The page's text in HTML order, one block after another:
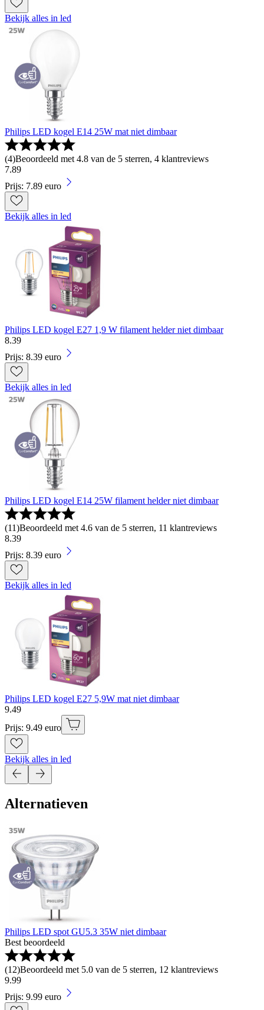
Bekijk alles in led
Philips LED kogel E14 25W mat niet dimbaar
(4)Beoordeeld met 4.8 van de 5 sterren, 4 klantreviews
7.89
Prijs: 7.89 euro
Bekijk alles in led
Philips LED kogel E27 1,9 W filament helder niet dimbaar
8.39
Prijs: 8.39 euro
Bekijk alles in led
Philips LED kogel E14 25W filament helder niet dimbaar
(11)Beoordeeld met 4.6 van de 5 sterren, 11 klantreviews
8.39
Prijs: 8.39 euro
Bekijk alles in led
Philips LED kogel E27 5,9W mat niet dimbaar
9.49
Prijs: 9.49 euro
Bekijk alles in led
Alternatieven
Philips LED spot GU5.3 35W niet dimbaar
Best beoordeeld
(12)Beoordeeld met 5.0 van de 5 sterren, 12 klantreviews
9.99
Prijs: 9.99 euro